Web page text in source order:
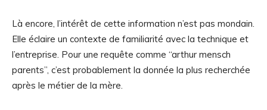
Là encore, l’intérêt de cette information n’est pas mondain.
Elle éclaire un contexte de familiarité avec la technique et
l’entreprise. Pour une requête comme “arthur mensch
parents”, c’est probablement la donnée la plus recherchée
après le métier de la mère.